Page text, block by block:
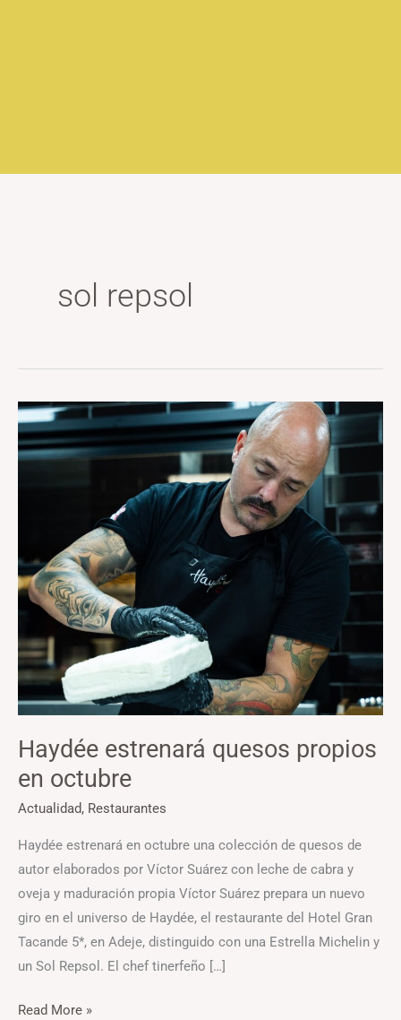
sol repsol
Haydée estrenará quesos propios
en octubre
Actualidad, Restaurantes
Haydée estrenará en octubre una colección de quesos de
autor elaborados por Víctor Suárez con leche de cabra y
oveja y maduración propia Víctor Suárez prepara un nuevo
giro en el universo de Haydée, el restaurante del Hotel Gran
Tacande 5*, en Adeje, distinguido con una Estrella Michelin y
un Sol Repsol. El chef tinerfeño […]
Haydée
estrenará
quesos
Read More »